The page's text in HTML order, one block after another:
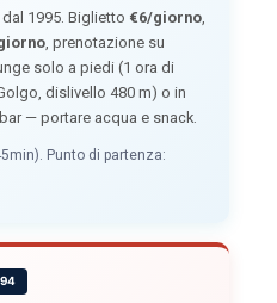
1995. Biglietto €6/giorno,
, prenotazione su
solo a piedi (1 ora di
dislivello 480 m) o in
— portare acqua e snack.
Punto di partenza: